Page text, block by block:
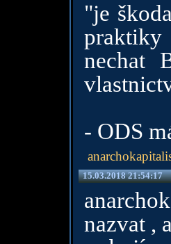
"je
nechat
- ODS
15.03.2018 21:54:17
nazvat ,